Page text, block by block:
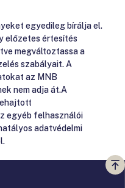
egyedileg bírálja el.
előzetes értesítés
megváltoztassa a
szabályait. A
az MNB
nem adja át.A
egyéb felhasználói
adatvédelmi
a